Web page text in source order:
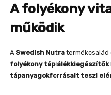
A folyékony
működik
A Swedish Nutra termékcsalád
folyékony táplálékkiegészítők
tápanyagokforrásait teszi